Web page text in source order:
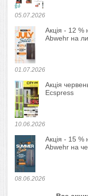
05.07.2026
01.07.2026
Акція - 12 %
Abwehr на
10.06.2026
Акція
Ecspress
08.06.2026
Акція - 15 %
Abwehr на